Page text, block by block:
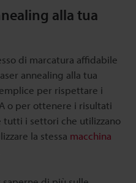
alla tua
di marcatura affidabile
annealing alla tua
per rispettare i
o per ottenere i risultati
tutti i settori che utilizzano
la stessa macchina